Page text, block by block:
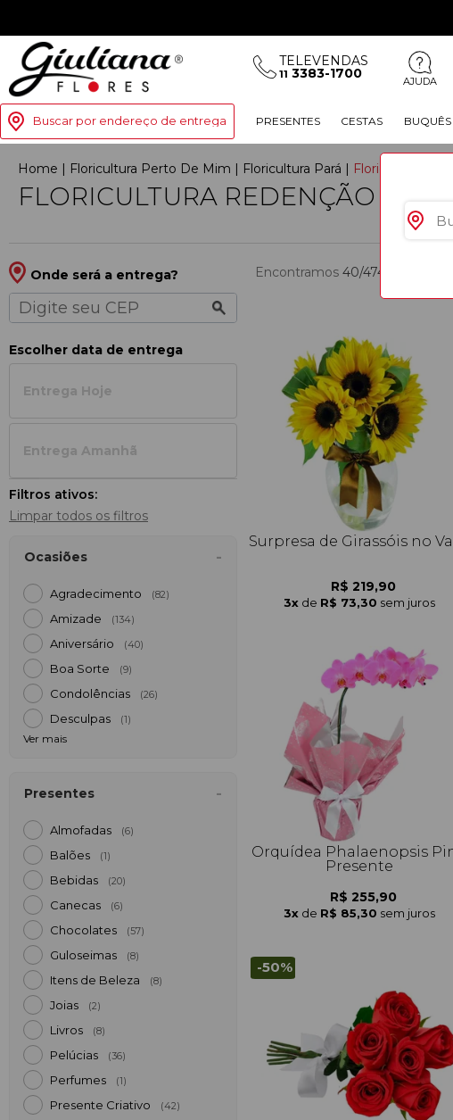
TELEVENDAS
11 3383-1700 AJUDA
Buscar por endereço de entrega PRESENTES CESTAS BUQUÊS
Home | Floricultura Perto De Mim | Floricultura Par | Floricultura
FLORICULTURA REDENÇÃO
Onde será a entrega?
Escolher data de entrega
Entrega Hoje
Entrega Amanh
Filtros ativos:
Limpar todos os filtros
Ocasiões
Agradecimento (82)
Amizade (134)
Aniversário (40)
Boa Sorte (9)
Condolências (26)
Desculpas (1)
Ver mais
Presentes
Almofadas (6)
Balões (1)
Bebidas (20)
Canecas (6)
Chocolates (57)
Guloseimas (8)
Itens de Beleza (8)
Joias (2)
Livros (8)
Pelúcias (36)
Perfumes (1)
Presente Criativo (42)
Encontramos 40/474
Surpresa de Girassóis no
R$ 219,90
3x de R$ 73,30 sem juros
Orquídea Phalaenopsis
Presente
R$ 255,90
3x de R$ 85,30 sem juros
-50%